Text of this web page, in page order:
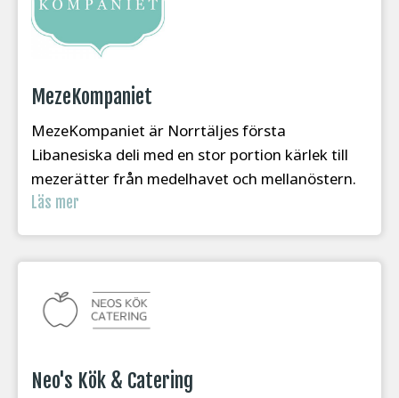
MezeKompaniet
MezeKompaniet är Norrtäljes första
Libanesiska deli med en stor portion kärlek till
mezerätter från medelhavet och mellanöstern.
Läs mer
Neo's Kök & Catering